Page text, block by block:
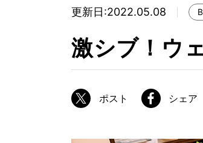
MOKUBA について
製造工程
加工技術
更新日:2022.05.08
激シブ！ウ
ポスト シェア